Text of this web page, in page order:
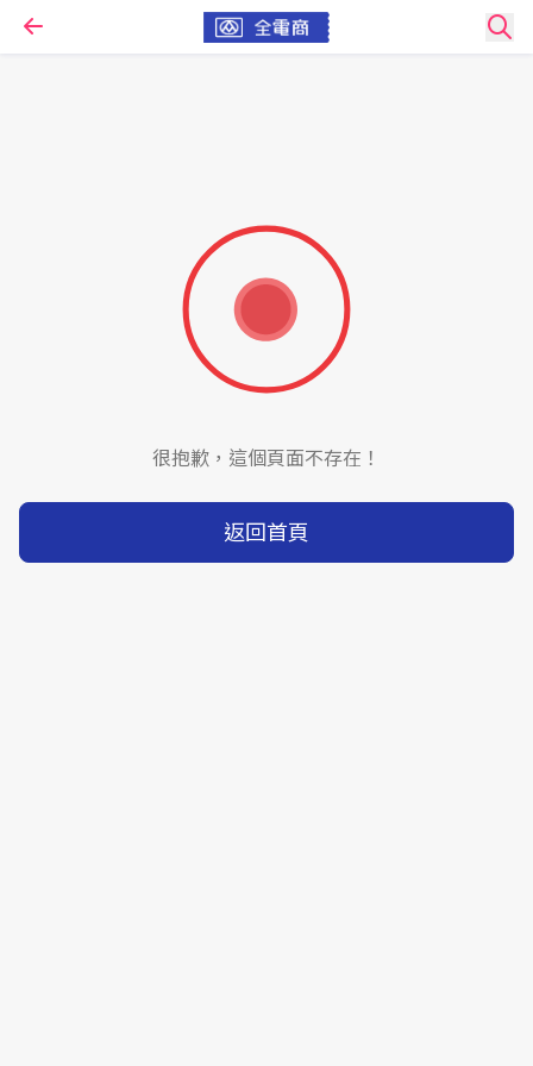
很抱歉，這個頁面不存在！
返回首頁